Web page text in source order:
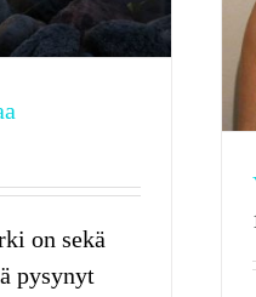
on sekä
pysynyt